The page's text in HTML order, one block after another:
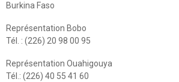
Burkina Faso
Représentation Bobo
Tél. : (226) 20 98 00 95
Représentation Ouahigouya
Tél.: (226) 40 55 41 60